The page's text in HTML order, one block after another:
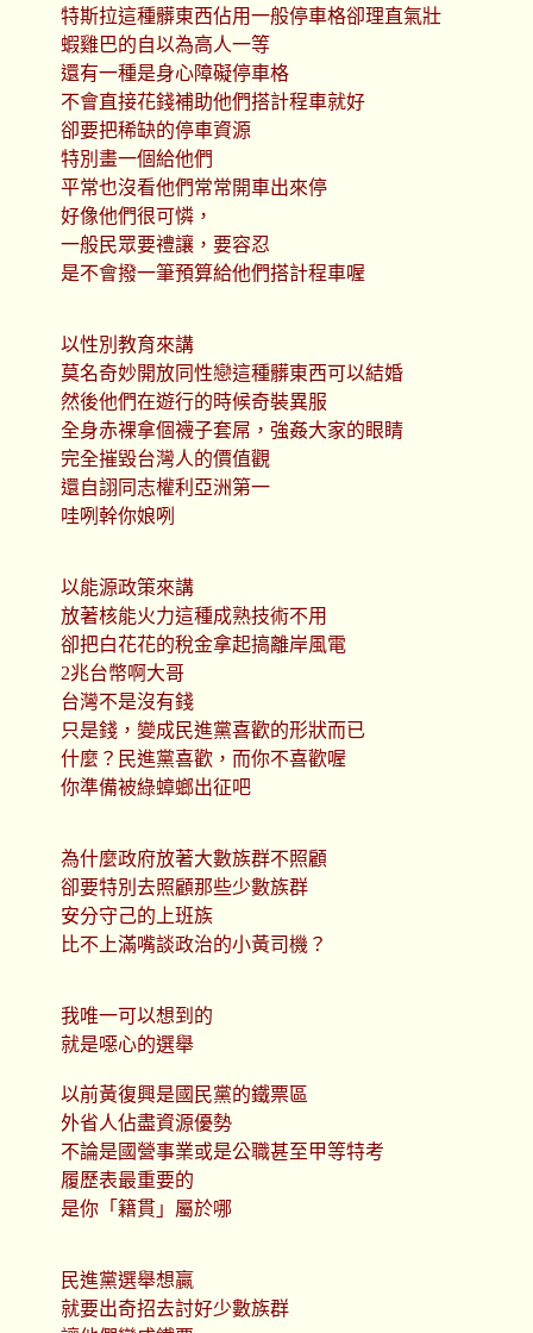
特斯拉這種髒東西佔用一般停車格卻理直氣壯
蝦雞巴的自以為高人一等
還有一種是身心障礙停車格
不會直接花錢補助他們搭計程車就好
卻要把稀缺的停車資源
特別畫一個給他們
平常也沒看他們常常開車出來停
好像他們很可憐，
一般民眾要禮讓，要容忍
是不會撥一筆預算給他們搭計程車喔
以性別教育來講
莫名奇妙開放同性戀這種髒東西可以結婚
然後他們在遊行的時候奇裝異服
全身赤裸拿個襪子套屌，強姦大家的眼睛
完全摧毀台灣人的價值觀
還自詡同志權利亞洲第一
哇咧幹你娘咧
以能源政策來講
放著核能火力這種成熟技術不用
卻把白花花的稅金拿起搞離岸風電
2兆台幣啊大哥
台灣不是沒有錢
只是錢，變成民進黨喜歡的形狀而已
什麼？民進黨喜歡，而你不喜歡喔
你準備被綠蟑螂出征吧
為什麼政府放著大數族群不照顧
卻要特別去照顧那些少數族群
安分守己的上班族
比不上滿嘴談政治的小黃司機？
我唯一可以想到的
就是噁心的選舉
以前黃復興是國民黨的鐵票區
外省人佔盡資源優勢
不論是國營事業或是公職甚至甲等特考
履歷表最重要的
是你「籍貫」屬於哪
民進黨選舉想贏
就要出奇招去討好少數族群